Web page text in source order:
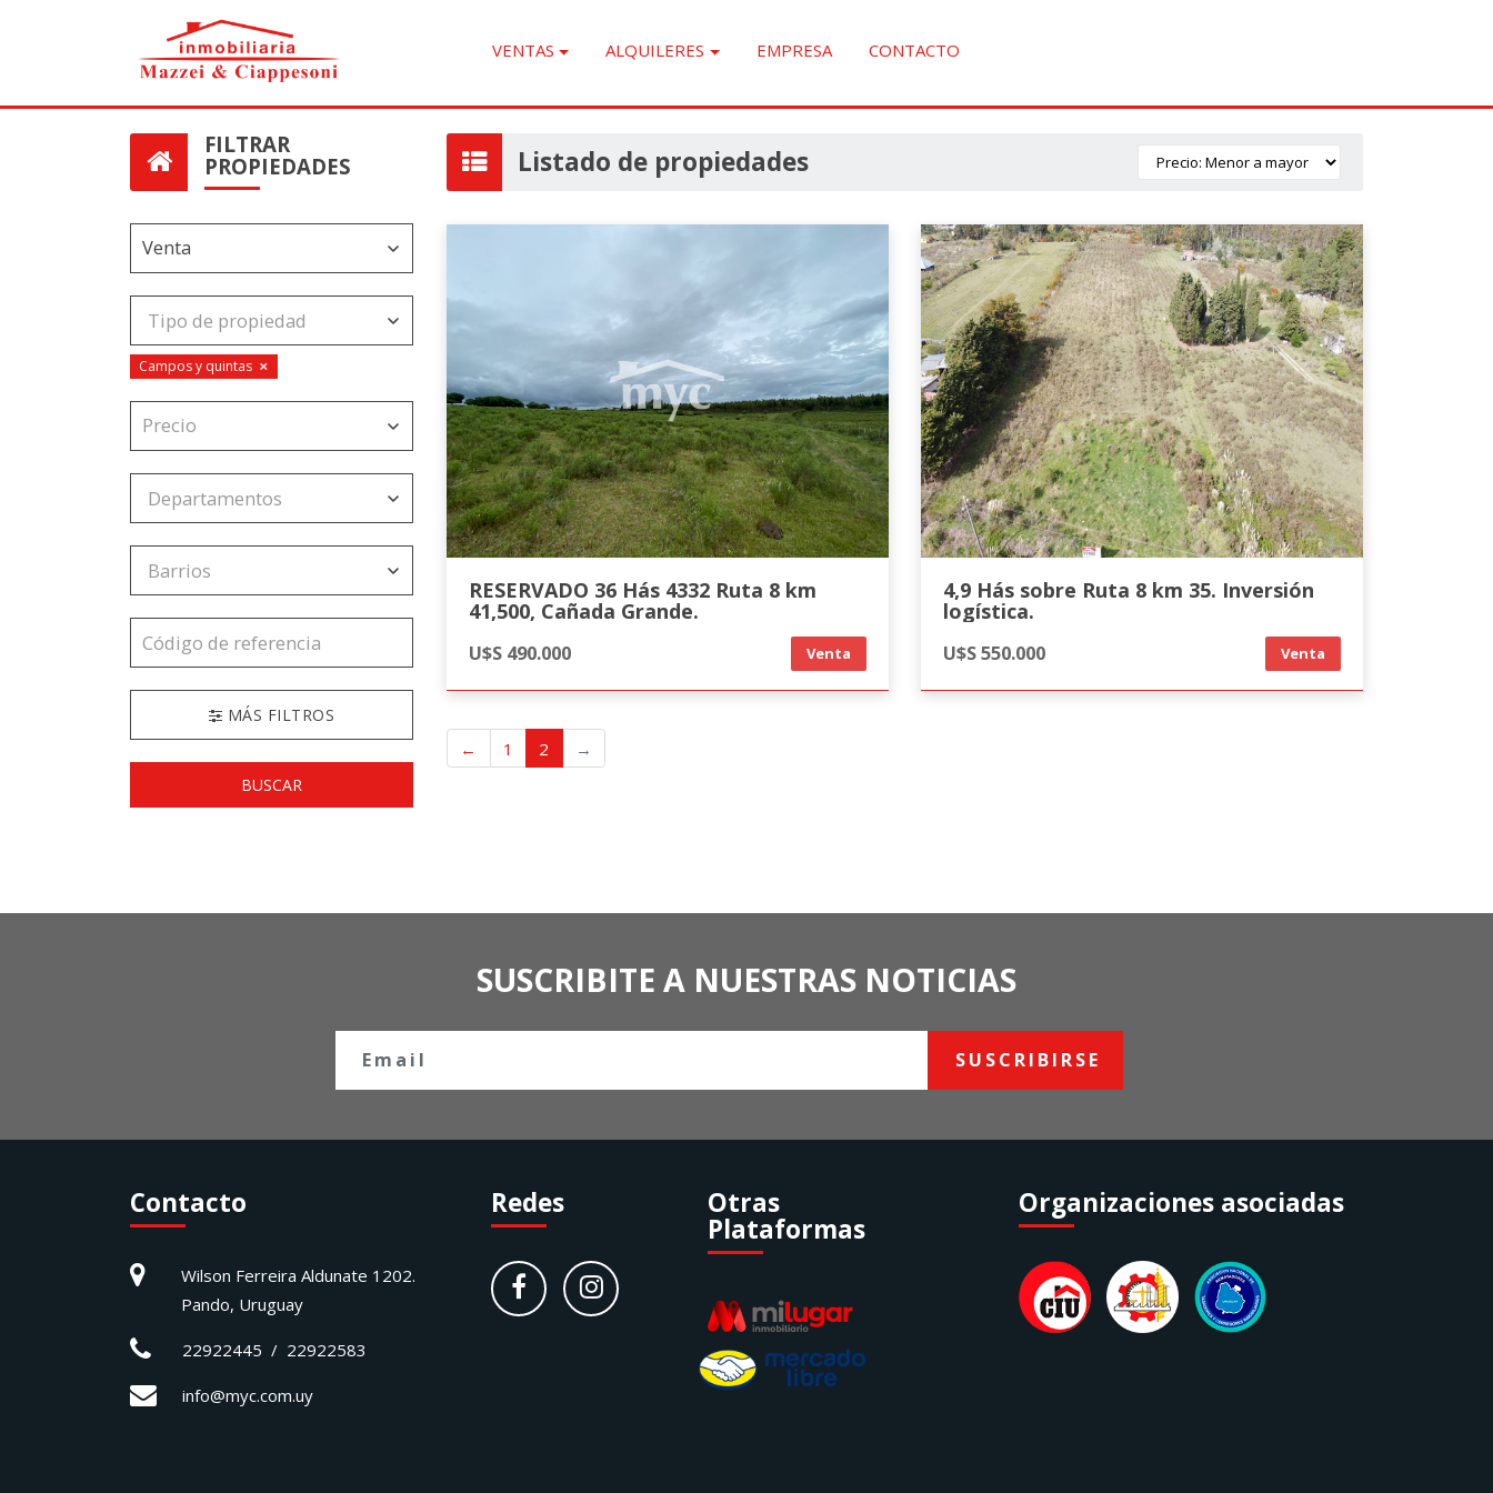
VENTAS ALQUILERES EMPRESA CONTACTO
FILTRAR
PROPIEDADES
Campos y quintas ×
MÁS FILTROS
BUSCAR
Listado de propiedades
RESERVADO 36 Hás 4332 Ruta 8 km
41,500, Cañada Grande.
U$S 490.000 Venta
4,9 Hás sobre Ruta 8 km 35. Inversión
logística.
U$S 550.000 Venta
← 1 2 →
SUSCRIBITE A NUESTRAS NOTICIAS
SUSCRIBIRSE
Contacto
Wilson Ferreira Aldunate 1202.
Pando, Uruguay
22922445 / 22922583
info@myc.com.uy
Redes Otras
Plataformas
Organizaciones asociadas